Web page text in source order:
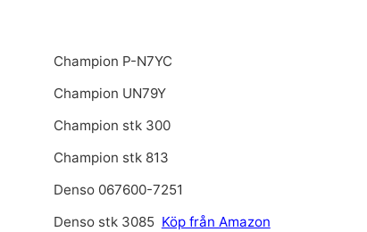
Champion P-N7YC
Champion UN79Y
Champion stk 300
Champion stk 813
Denso 067600-7251
Denso stk 3085 Köp från Amazon